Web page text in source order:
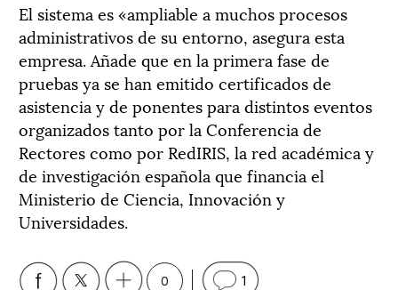
El sistema es «ampliable a muchos procesos
administrativos de su entorno, asegura esta
empresa. Añade que en la primera fase de
pruebas ya se han emitido certificados de
asistencia y de ponentes para distintos eventos
organizados tanto por la Conferencia de
Rectores como por RedIRIS, la red académica y
de investigación española que financia el
Ministerio de Ciencia, Innovación y
Universidades.
0 1